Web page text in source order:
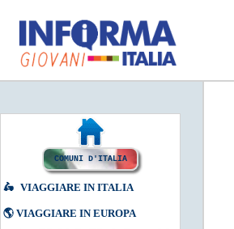
COMUNI D'ITALIA
🛵 VIAGGIARE IN ITALIA
🌎 VIAGGIARE IN EUROPA